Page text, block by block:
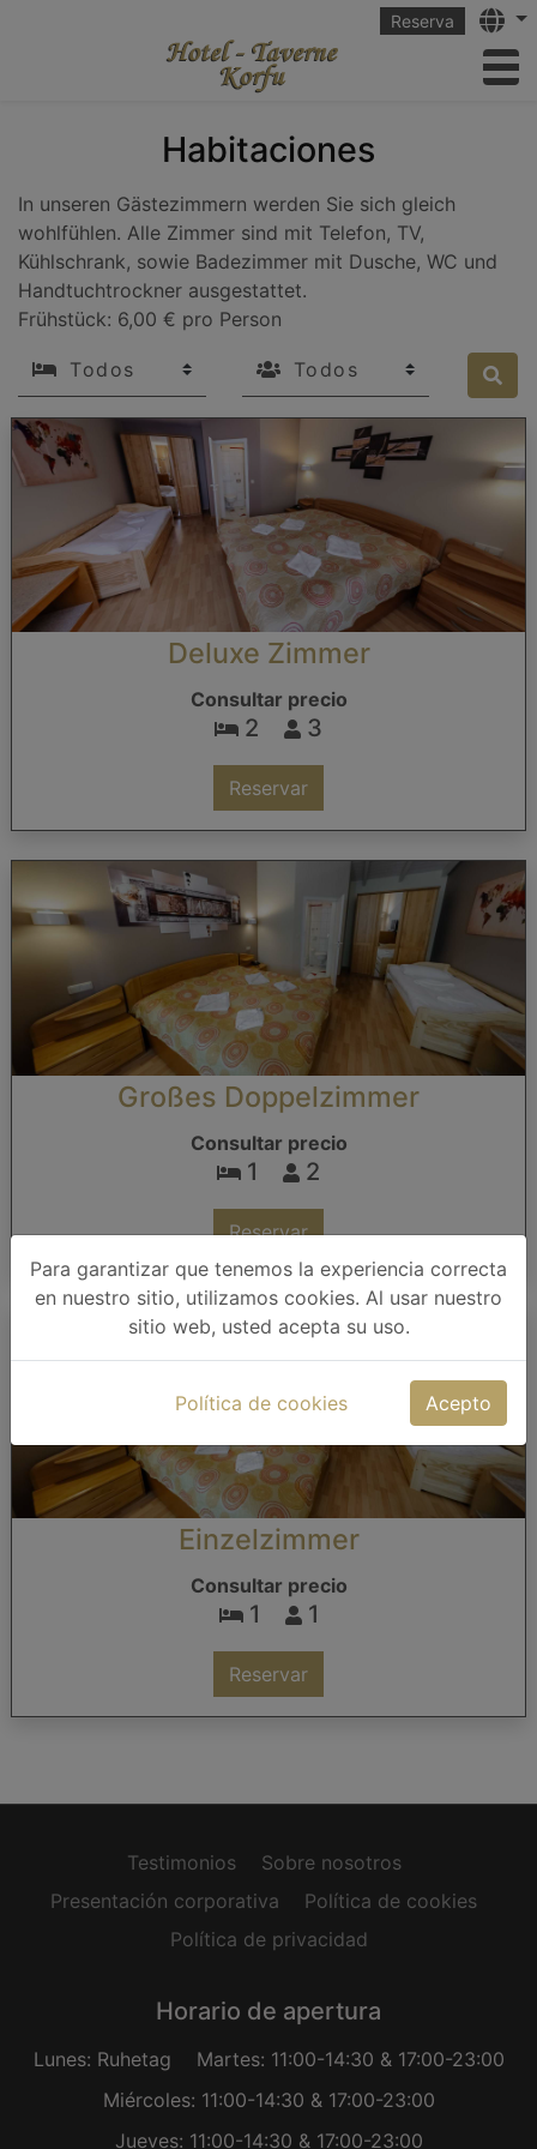
Reserva
Habitaciones
In unseren Gästezimmern werden Sie sich gleich
wohlfühlen. Alle Zimmer sind mit Telefon, TV,
Kühlschrank, sowie Badezimmer mit Dusche, WC und
Handtuchtrockner ausgestattet.
Frühstück: 6,00 € pro Person
Deluxe Zimmer
Consultar precio
2 3
Reservar
Großes Doppelzimmer
Consultar precio
1 2
Reservar
Einzelzimmer
Consultar precio
1 1
Reservar
Testimonios
Sobre nosotros
Presentación corporativa
Política de cookies
Política de privacidad
Horario de apertura
Lunes: Ruhetag
Martes: 11:00-14:30 & 17:00-23:00
Miércoles: 11:00-14:30 & 17:00-23:00
Jueves: 11:00-14:30 & 17:00-23:00
Para garantizar que tenemos la experiencia correcta
en nuestro sitio, utilizamos cookies. Al usar nuestro
sitio web, usted acepta su uso.
Política de cookies Acepto